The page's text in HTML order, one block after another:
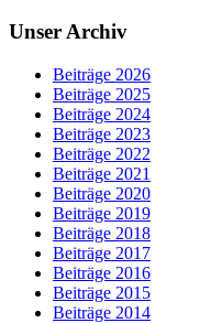
Unser Archiv
Beiträge 2026
Beiträge 2025
Beiträge 2024
Beiträge 2023
Beiträge 2022
Beiträge 2021
Beiträge 2020
Beiträge 2019
Beiträge 2018
Beiträge 2017
Beiträge 2016
Beiträge 2015
Beiträge 2014